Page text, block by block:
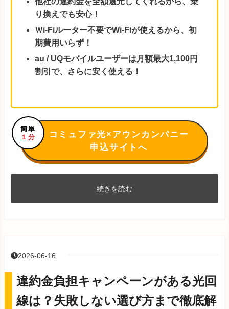
り換えでも安心！
Ｗi-Fiルーター不要でWi-Fiが使えるから、初
期費用いらず！
au / UQモバイルユーザーは月額最大1,100円
割引で、さらに安く使える！
簡単
１分
コミュファ光×アウンカンパニー
申込サイトへ
続きを読む
2026-06-16
違約金負担キャンペーンがある光回
線は？失敗しない選び方まで徹底解